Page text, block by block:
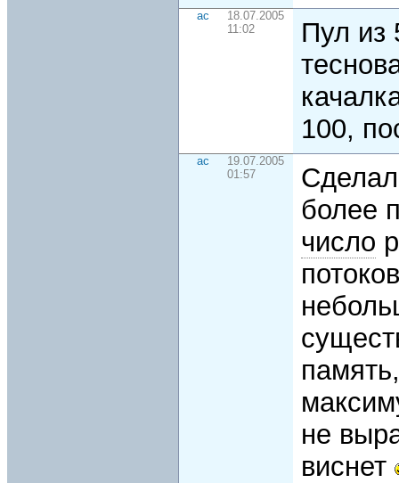
ac
18.07.2005
11:02
Пул из
100,
ac
19.07.2005
01:57
более
число
не
виснет